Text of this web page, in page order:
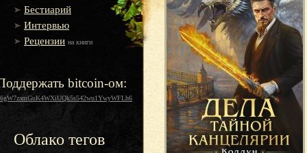
Бестиарий
Интервью
Рецензии на книги
bitcoin-ом:
Облако тегов